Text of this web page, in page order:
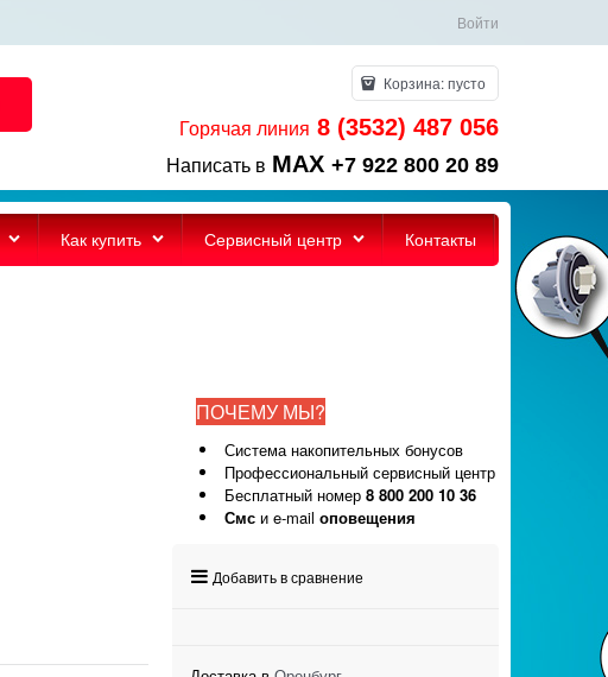
Войти
Корзина:пусто
Горячая линия 8 (3532) 487 056
Написать в MAX +7 922 800 20 89
Как купить Сервисный центр Контакты
ПОЧЕМУ МЫ?
Система накопительных бонусов
Профессиональный сервисный центр
Бесплатный номер 8 800 200 10 36
Смс и e-mail оповещения
Добавить в сравнение